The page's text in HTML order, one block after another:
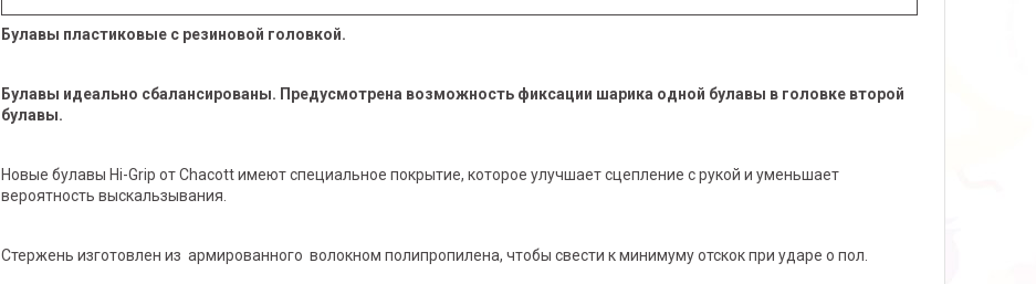
Булавы пластиковые с резиновой головкой.
Булавы идеально сбалансированы. Предусмотрена возможность фиксации шарика одной булавы в головке второй
булавы.
Новые булавы Hi-Grip от Chacott имеют специальное покрытие, которое улучшает сцепление с рукой и уменьшает
вероятность выскальзывания.
Стержень изготовлен из армированного волокном полипропилена, чтобы свести к минимуму отскок при ударе о пол.